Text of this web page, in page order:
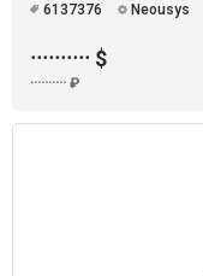
6137376 Neousys
·········· $
·········· ₽